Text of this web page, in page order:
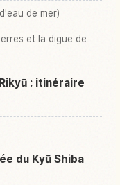
de mer)
et la digue de
: itinéraire
du Kyū Shiba